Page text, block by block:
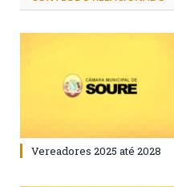
Vereadores 2025 até 2028